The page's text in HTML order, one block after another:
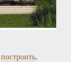
построить.